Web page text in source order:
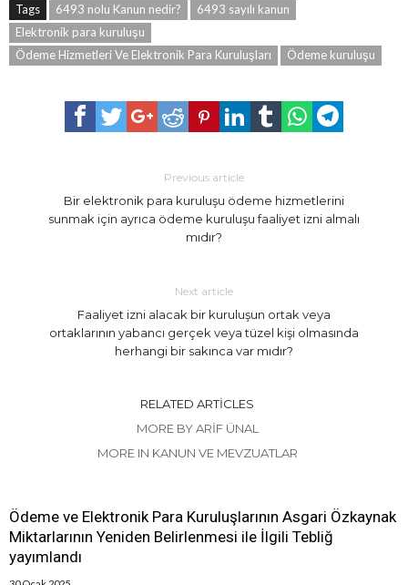
Tags 6493 nolu Kanun nedir?
6493 sayılı kanun
Elektronik para kuruluşu
Ödeme Hizmetleri Ve Elektronik Para Kuruluşları
Ödeme kuruluşu
Previous article
Bir elektronik para kuruluşu ödeme hizmetlerini
sunmak için ayrıca ödeme kuruluşu faaliyet izni almalı
mıdır?
Next article
Faaliyet izni alacak bir kuruluşun ortak veya
ortaklarının yabancı gerçek veya tüzel kişi olmasında
herhangi bir sakınca var mıdır?
RELATED ARTICLES
MORE BY ARIF ÜNAL
MORE IN KANUN VE MEVZUATLAR
Ödeme ve Elektronik Para Kuruluşlarının Asgari Özkaynak
Miktarlarının Yeniden Belirlenmesi ile İlgili Tebliğ
yayımlandı